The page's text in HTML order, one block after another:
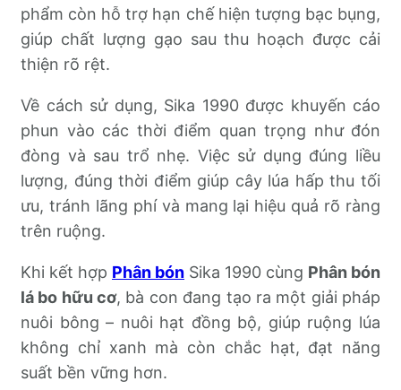
phẩm còn hỗ trợ hạn chế hiện tượng bạc bụng,
giúp chất lượng gạo sau thu hoạch được cải
thiện rõ rệt.
Về cách sử dụng, Sika 1990 được khuyến cáo
phun vào các thời điểm quan trọng như đón
đòng và sau trổ nhẹ. Việc sử dụng đúng liều
lượng, đúng thời điểm giúp cây lúa hấp thu tối
ưu, tránh lãng phí và mang lại hiệu quả rõ ràng
trên ruộng.
Khi kết hợp Phân bón Sika 1990 cùng Phân bón
lá bo hữu cơ, bà con đang tạo ra một giải pháp
nuôi bông – nuôi hạt đồng bộ, giúp ruộng lúa
không chỉ xanh mà còn chắc hạt, đạt năng
suất bền vững hơn.